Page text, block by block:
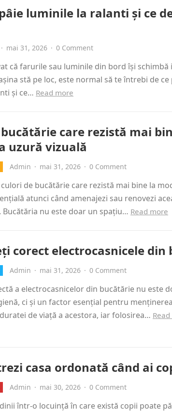
luminile la ralanti și ce
· mai 31, 2026 · 0 Comment
că farurile sau luminile din bord își schimbă
stă pe loc, este normal să te întrebi de ce
și ce… Read more
care rezistă mai
uzură vizuală
Admin · mai 31, 2026 · 0 Comment
de bucătărie care rezistă mai bine la
atunci când amenajezi sau renovezi
Bucătăria nu este doar un spațiu… Read more
corect electrocasnicele din
Admin · mai 31, 2026 · 0 Comment
a electrocasnicelor din bucătărie nu este
ci și un factor esențial pentru
de viață a acestora, iar folosirea…
casa ordonată când ai
Admin · mai 30, 2026 · 0 Comment
într-o locuință în care există copii poate